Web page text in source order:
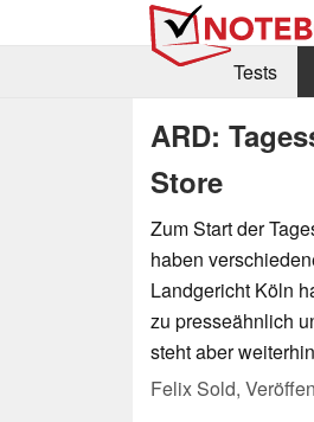
Tests
ARD:
Store
Zum Start der
haben
Landgericht Köln
zu presseähnlich
steht aber
Felix Sold,